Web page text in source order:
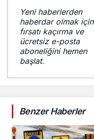
Yeni haberlerden
haberdar olmak için
fırsatı kaçırma ve
ücretsiz e-posta
aboneliğini hemen
başlat.
Benzer Haberler